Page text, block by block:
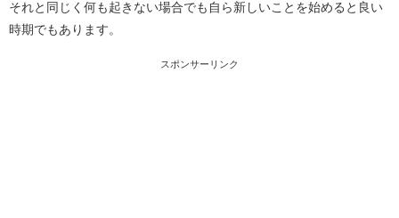
それと同じく何も起きない場合でも自ら新しいことを始めると良い
時期でもあります。
スポンサーリンク